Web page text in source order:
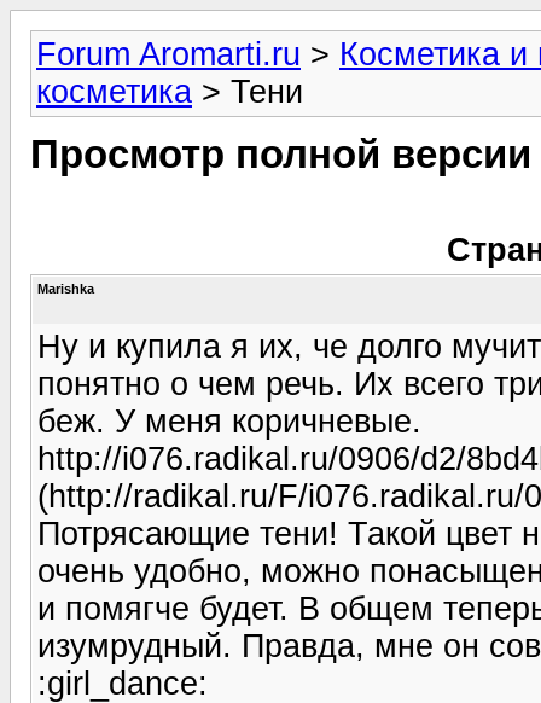
Forum Aromarti.ru > Косметика
косметика > Тени
Просмотр полной
Marishka
Ну и купила я их, че долго
понятно о чем речь. Их всего
беж. У меня коричневые.
http://i076.radikal.ru/0906/d2/
(http://radikal.ru/F/i076.radikal.ru/
Потрясающие тени! Такой цвет
очень удобно, можно
и помягче будет. В общем
изумрудный. Правда, мне он
:girl_dance: